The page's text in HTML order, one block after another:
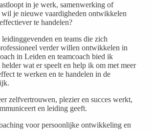
in je werk, samenwerking of
wil je nieuwe vaardigheden ontwikkelen
te handelen?
en teams die zich
verder willen ontwikkelen in
in Leiden en teamcoach bied ik
wat er speelt en help ik om met meer
te werken en te handelen in de
zelfvertrouwen, plezier en succes werkt,
en leiding geeft.
voor persoonlijke ontwikkeling en